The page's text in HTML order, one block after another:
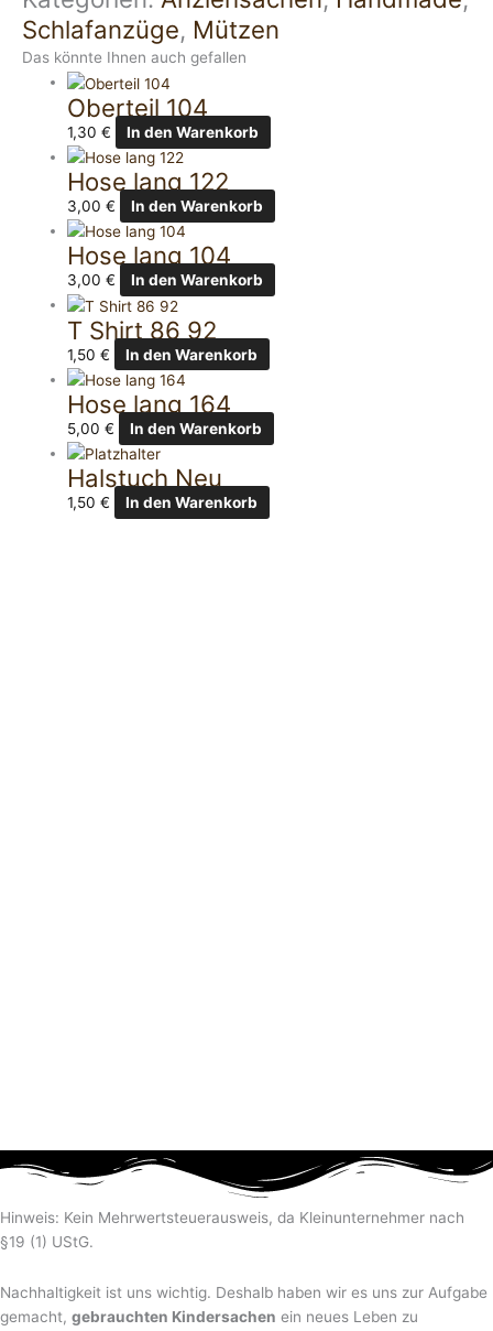
Schlafanzüge, Mützen
Das könnte Ihnen auch gefallen
Oberteil 104
1,30€ In den Warenkorb
Hose lang 122
3,00€ In den Warenkorb
Hose lang 104
3,00€ In den Warenkorb
T Shirt 86 92
1,50€ In den Warenkorb
Hose lang 164
5,00€ In den Warenkorb
Halstuch Neu
1,50€ In den Warenkorb
Hinweis: Kein Mehrwertsteuerausweis, da Kleinunternehmer nach
§19 (1) UStG.
Nachhaltigkeit ist uns wichtig. Deshalb haben wir es uns zur Aufgabe
gemacht, gebrauchten Kindersachen ein neues Leben zu